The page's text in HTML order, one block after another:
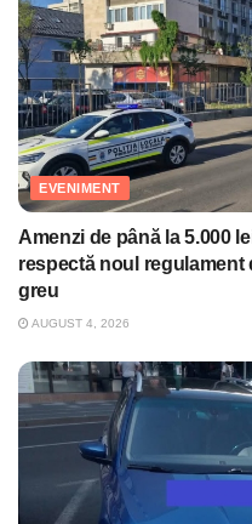
EVENIMENT
Amenzi de până la 5.000
respectă noul regulament
greu
AUGUST 4, 2026